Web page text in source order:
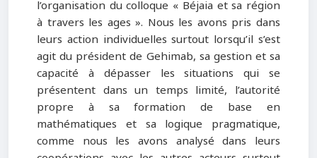
l’organisation du colloque « Béjaia et sa région
à travers les ages ». Nous les avons pris dans
leurs action individuelles surtout lorsqu’il s’est
agit du président de Gehimab, sa gestion et sa
capacité à dépasser les situations qui se
présentent dans un temps limité, l’autorité
propre à sa formation de base en
mathématiques et sa logique pragmatique,
comme nous les avons analysé dans leurs